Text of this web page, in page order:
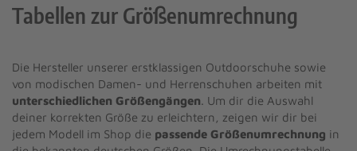
Tabellen zur Größenumrechnung
Die Hersteller unserer erstklassigen Outdoorschuhe sowie
von modischen Damen- und Herrenschuhen arbeiten mit
unterschiedlichen Größengängen. Um dir die Auswahl
deiner korrekten Größe zu erleichtern, zeigen wir dir bei
jedem Modell im Shop die passende Größenumrechnung in